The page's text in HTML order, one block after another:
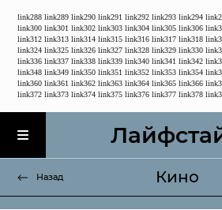
link288 link289 link290 link291 link292 link293 link294
link300 link301 link302 link303 link304 link305 link306
link312 link313 link314 link315 link316 link317 link318
link324 link325 link326 link327 link328 link329 link330
link336 link337 link338 link339 link340 link341 link342
link348 link349 link350 link351 link352 link353 link354
link360 link361 link362 link363 link364 link365 link366
link372 link373 link374 link375 link376 link377 link378
Назад Кино